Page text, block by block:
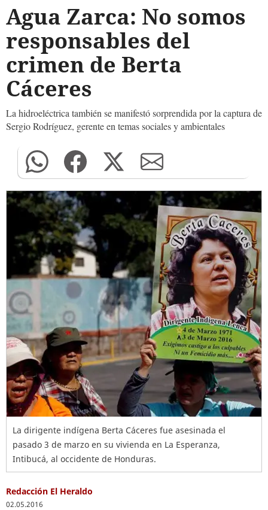
Agua Zarca: No somos
responsables del
crimen de Berta
Cáceres
La hidroeléctrica también se manifestó sorprendida por la captura de
Sergio Rodríguez, gerente en temas sociales y ambientales
La dirigente indígena Berta Cáceres fue asesinada el
pasado 3 de marzo en su vivienda en La Esperanza,
Intibucá, al occidente de Honduras.
Redacción El Heraldo
02.05.2016